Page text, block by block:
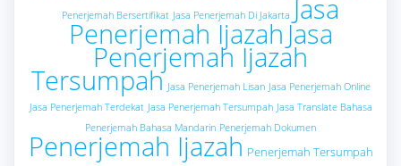
Penerjemah Bersertifikat Jasa Penerjemah Di Jakarta Jasa
Penerjemah Ijazah Jasa
Penerjemah Ijazah
Tersumpah Jasa Penerjemah Lisan Jasa Penerjemah Online
Jasa Penerjemah Terdekat Jasa Penerjemah Tersumpah Jasa Translate Bahasa
Penerjemah Bahasa Mandarin Penerjemah Dokumen
Penerjemah Ijazah Penerjemah Tersumpah